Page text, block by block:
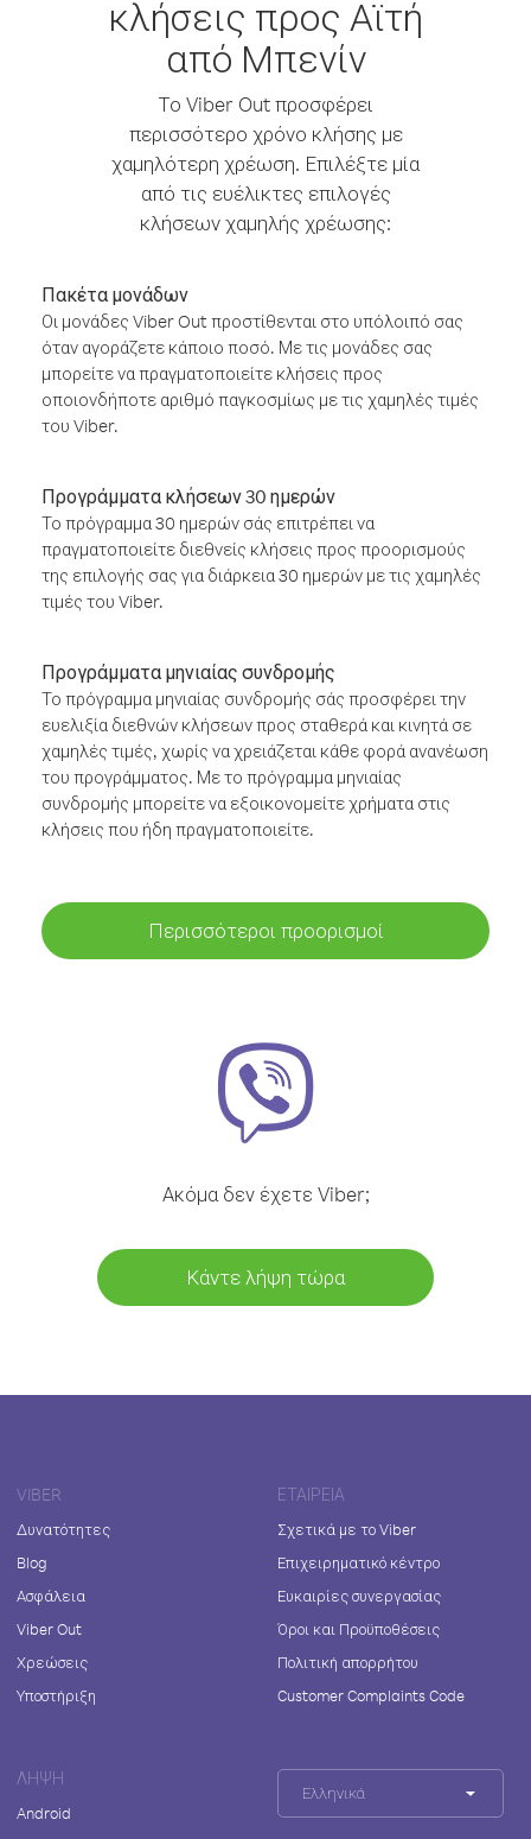
κλήσεις προς Αϊτή
από Μπενίν
Το Viber Out προσφέρει
περισσότερο χρόνο κλήσης με
χαμηλότερη χρέωση. Επιλέξτε μία
από τις ευέλικτες επιλογές
κλήσεων χαμηλής χρέωσης:
Πακέτα μονάδων
Οι μονάδες Viber Out προστίθενται στο υπόλοιπό σας
όταν αγοράζετε κάποιο ποσό. Με τις μονάδες σας
μπορείτε να πραγματοποιείτε κλήσεις προς
οποιονδήποτε αριθμό παγκοσμίως με τις χαμηλές τιμές
του Viber.
Προγράμματα κλήσεων 30 ημερών
Το πρόγραμμα 30 ημερών σάς επιτρέπει να
πραγματοποιείτε διεθνείς κλήσεις προς προορισμούς
της επιλογής σας για διάρκεια 30 ημερών με τις χαμηλές
τιμές του Viber.
Προγράμματα μηνιαίας συνδρομής
Το πρόγραμμα μηνιαίας συνδρομής σάς προσφέρει την
ευελιξία διεθνών κλήσεων προς σταθερά και κινητά σε
χαμηλές τιμές, χωρίς να χρειάζεται κάθε φορά ανανέωση
του προγράμματος. Με το πρόγραμμα μηνιαίας
συνδρομής μπορείτε να εξοικονομείτε χρήματα στις
κλήσεις που ήδη πραγματοποιείτε.
Περισσότεροι προορισμοί
Ακόμα δεν έχετε Viber;
Κάντε λήψη τώρα
VIBER
Δυνατότητες
Blog
Ασφάλεια
Viber Out
Χρεώσεις
Υποστήριξη
ΕΤΑΙΡΕΊΑ
Σχετικά με το Viber
Επιχειρηματικό κέντρο
Ευκαιρίες συνεργασίας
Όροι και Προϋποθέσεις
Πολιτική απορρήτου
Customer Complaints Code
ΛΉΨΗ
Android
Ελληνικά